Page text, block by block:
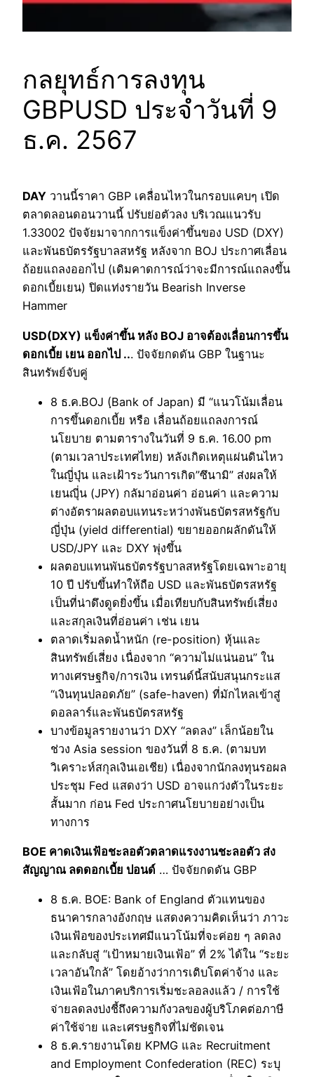
กลยุทธ์การลงทุน
GBPUSD ประจำวันที่ 9
ธ.ค. 2567
DAY วานนี้ราคา GBP เคลื่อนไหวในกรอบแคบๆ เปิด
ตลาดลอนดอนวานนี้ ปรับย่อตัวลง บริเวณแนวรับ
1.33002 ปัจจัยมาจากการแข็งค่าขึ้นของ USD (DXY)
และพันธบัตรรัฐบาลสหรัฐ หลังจาก BOJ ประกาศเลื่อน
ถ้อยแถลงออกไป (เดิมคาดการณ์ว่าจะมีการณ์แถลงขึ้น
ดอกเบี้ยเยน) ปิดแท่งรายวัน Bearish Inverse
Hammer
USD(DXY) แข็งค่าขึ้น หลัง BOJ อาจต้องเลื่อนการขึ้น
ดอกเบี้ย เยน ออกไป ... ปัจจัยกดดัน GBP ในฐานะ
สินทรัพย์จับคู่
8 ธ.ค.BOJ (ฺBank of Japan) มี “แนวโน้มเลื่อน
การขึ้นดอกเบี้ย หรือ เลื่อนถ้อยแถลงการณ์
นโยบาย ตามตารางในวันที่ 9 ธ.ค. 16.00 pm
(ตามเวลาประเทศไทย) หลังเกิดเหตุแผ่นดินไหว
ในญี่ปุ่น และเฝ้าระวันการเกิด”ซึนามิ” ส่งผลให้
เยนญุี่น (JPY) กลัมาอ่อนค่า อ่อนค่า และความ
ต่างอัตราผลตอบแทนระหว่างพันธบัตรสหรัฐกับ
ญี่ปุ่น (yield differential) ขยายออกผลักดันให้
USD/JPY และ DXY พุ่งขึ้น
ผลตอบแทนพันธบัตรรัฐบาลสหรัฐโดยเฉพาะอายุ
10 ปี ปรับขึ้นทำให้ถือ USD และพันธบัตรสหรัฐ
เป็นที่น่าดึงดูดยิ่งขึ้น เมื่อเทียบกับสินทรัพย์เสี่ยง
และสกุลเงินที่อ่อนค่า เช่น เยน
ตลาดเริ่มลดน้ำหนัก (re-position) หุ้นและ
สินทรัพย์เสี่ยง เนื่องจาก “ความไม่แน่นอน” ใน
ทางเศรษฐกิจ/การเงิน เทรนด์นี้สนับสนุนกระแส
“เงินทุนปลอดภัย” (safe-haven) ที่มักไหลเข้าสู่
ดอลลาร์และพันธบัตรสหรัฐ
บางข้อมูลรายงานว่า DXY “ลดลง” เล็กน้อยใน
ช่วง Asia session ของวันที่ 8 ธ.ค. (ตามบท
วิเคราะห์สกุลเงินเอเชีย) เนื่องจากนักลงทุนรอผล
ประชุม Fed แสดงว่า USD อาจแกว่งตัวในระยะ
สั้นมาก ก่อน Fed ประกาศนโยบายอย่างเป็น
ทางการ
BOE คาดเงินเฟ้อชะลอตัวตลาดแรงงานชะลอตัว ส่ง
สัญญาณ ลดดอกเบี้ย ปอนด์ … ปัจจัยกดดัน GBP
8 ธ.ค. BOE: Bank of England ตัวแทนของ
ธนาคารกลางอังกฤษ แสดงความคิดเห็นว่า ภาวะ
เงินเฟ้อของประเทศมีแนวโน้มที่จะค่อย ๆ ลดลง
และกลับสู่ “เป้าหมายเงินเฟ้อ” ที่ 2% ได้ใน “ระยะ
เวลาอันใกล้” โดยอ้างว่าการเติบโตค่าจ้าง และ
เงินเฟ้อในภาคบริการเริ่มชะลอลงแล้ว / การใช้
จ่ายลดลงบ่งชี้ถึงความกังวลของผู้บริโภคต่อภาษี
ค่าใช้จ่าย และเศรษฐกิจที่ไม่ชัดเจน
8 ธ.ค.รายงานโดย KPMG และ Recruitment
and Employment Confederation (REC) ระบุ